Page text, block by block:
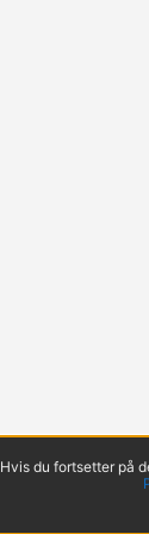
Hvis du fortsetter på